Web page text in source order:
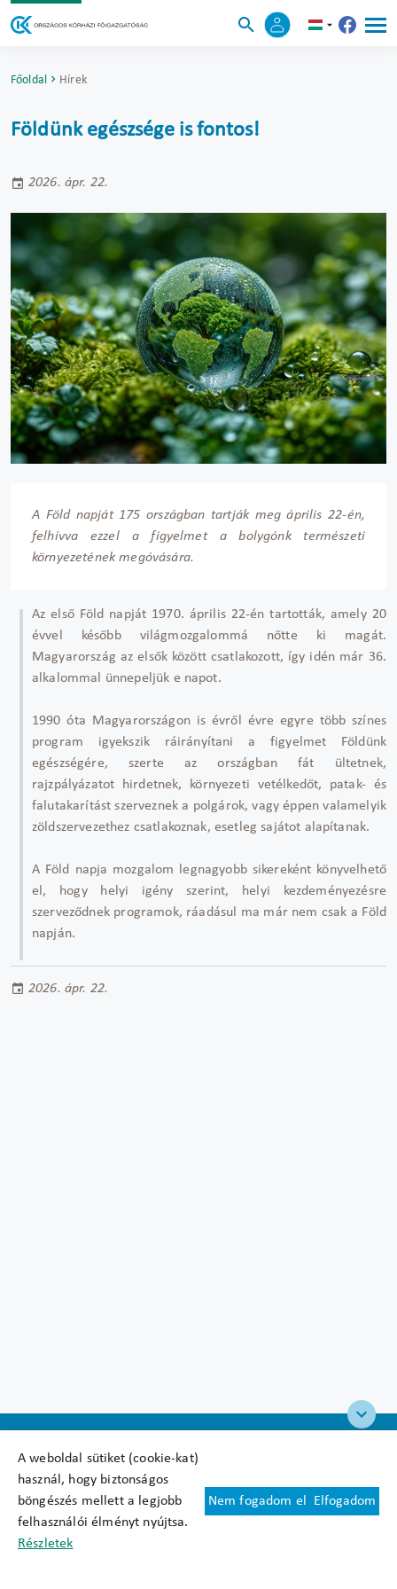
A weboldal sütiket (cookie-kat)
használ, hogy biztonságos
böngészés mellett a legjobb
felhasználói élményt nyújtsa.
Részletek
Nem fogadom el Elfogadom
Főoldal Hírek
Földünk egészsége is fontos!
2026. ápr. 22.
A Föld napját 175 országban tartják meg április 22-én,
felhívva ezzel a figyelmet a bolygónk természeti
környezetének megóvására.
Az első Föld napját 1970. április 22-én tartották, amely 20
évvel később világmozgalommá nőtte ki magát.
Magyarország az elsők között csatlakozott, így idén már 36.
alkalommal ünnepeljük e napot.
1990 óta Magyarországon is évről évre egyre több színes
program igyekszik ráirányítani a figyelmet Földünk
egészségére, szerte az országban fát ültetnek,
rajzpályázatot hirdetnek, környezeti vetélkedőt, patak- és
falutakarítást szerveznek a polgárok, vagy éppen valamelyik
zöldszervezethez csatlakoznak, esetleg sajátot alapítanak.
A Föld napja mozgalom legnagyobb sikereként könyvelhető
el, hogy helyi igény szerint, helyi kezdeményezésre
szerveződnek programok, ráadásul ma már nem csak a Föld
napján.
2026. ápr. 22.
Felhasználási feltételek